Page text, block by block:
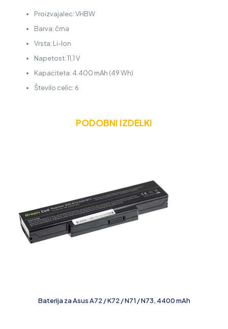
Proizvajalec: VHBW
Barva: črna
Vrsta: Li-Ion
Napetost: 11,1 V
Kapaciteta: 4.400 mAh (49 Wh)
Število celic: 6
PODOBNI IZDELKI
Baterija za Asus A72 / K72 / N71 / N73, 4400 mAh